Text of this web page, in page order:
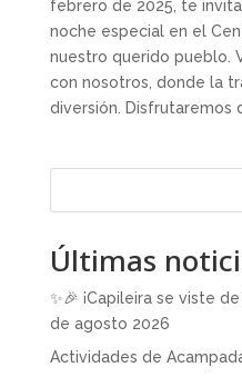
febrero de 2025, te
noche especial en el
nuestro querido pueblo.
con nosotros, donde la
diversión. Disfrutaremos
Últimas
✨🎉 ¡Capileira se viste
de agosto 2026
Actividades de